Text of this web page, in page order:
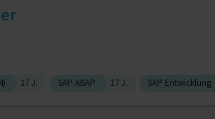
17 J. SAP ABAP 17 J. SAP Entwicklung